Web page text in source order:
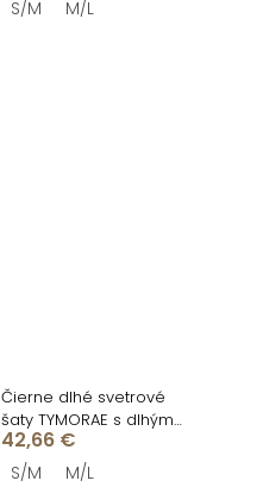
S/M M/L
Čierne dlhé svetrové
šaty TYMORAE s dlhým
rukávom
42,66 €
S/M M/L